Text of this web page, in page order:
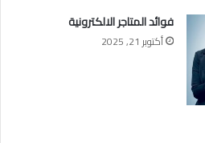
فوائد المتاجر الالكترونية
أكتوبر 21, 2025